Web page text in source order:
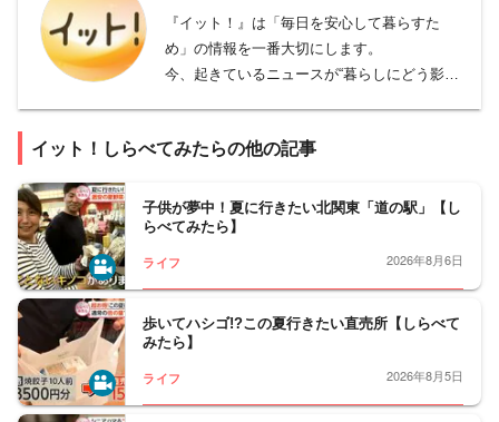
『イット！』は「毎日を安心して暮らすた
め」の情報を一番大切にします。
今、起きているニュースが“暮らしにどう影響
かけを探します。
番組。毎週・月曜〜金曜日午後3時42分より
放送中。榎並大二郎と山﨑夕貴、遠藤玲子が
最新ニュースを丁寧にお伝えします。
イット！しらべてみたらの他の記事
子供が夢中！夏に行きたい北関東「道の駅」【し
らべてみたら】
ライフ 2026年8月6日
歩いてハシゴ!?この夏行きたい直売所【しらべて
みたら】
ライフ 2026年8月5日